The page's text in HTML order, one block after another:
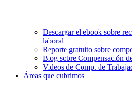
Descargar el ebook sobre
laboral
Reporte gratuito sobre
Blog sobre Compensación
Videos de Comp. de
Áreas que cubrimos